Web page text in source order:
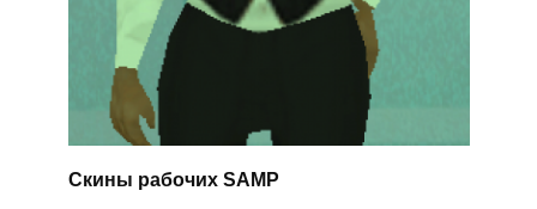
Скины рабочих SAMP